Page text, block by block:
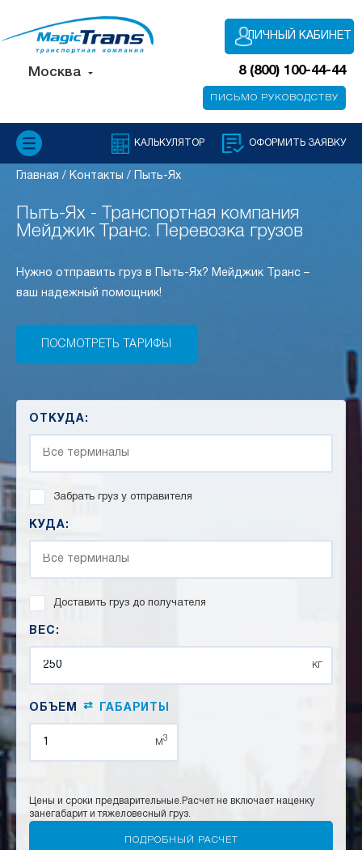
Москва 8 (800) 100-44-44
ЛИЧНЫЙ КАБИНЕТ
ПИСЬМО РУКОВОДСТВУ
КАЛЬКУЛЯТОР ОФОРМИТЬ ЗАЯВКУ
Главная / Контакты / Пыть-Ях
Пыть-Ях - Транспортная компания
Мейджик Транс. Перевозка грузов
Нужно отправить груз в Пыть-Ях? Мейджик Транс –
ваш надежный помощник!
ПОСМОТРЕТЬ ТАРИФЫ
ОТКУДА:
Забрать груз у отправителя
КУДА:
Доставить груз до получателя
ВЕС:
кг
ОБЪЕМ ⇄ ГАБАРИТЫ
м3
Цены и сроки предварительные. Расчет не включает наценку
занегабарит и тяжеловесный груз.